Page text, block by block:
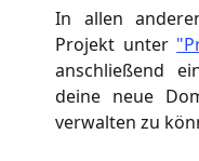
In allen
Projekt unter
anschließend
deine neue
verwalten zu